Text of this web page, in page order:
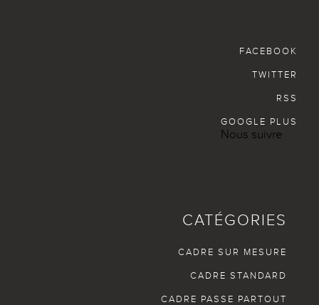
FACEBOOK
TWITTER
RSS
GOOGLE PLUS
Nous suivre
CATÉGORIES
CADRE SUR MESURE
CADRE STANDARD
CADRE PASSE PARTOUT